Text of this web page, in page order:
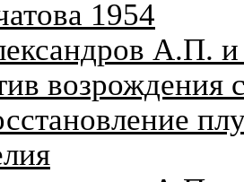
1954
А.П.
возрождения